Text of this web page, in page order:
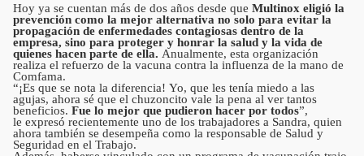
Hoy ya se cuentan más de dos años desde que Multinox eligió la
prevención como la mejor alternativa no solo para evitar la
propagación de enfermedades contagiosas dentro de la
empresa, sino para proteger y honrar la salud y la vida de
quienes hacen parte de ella. Anualmente, esta organización
realiza el refuerzo de la vacuna contra la influenza de la mano de
Comfama.
“¡Es que se nota la diferencia! Yo, que les tenía miedo a las
agujas, ahora sé que el chuzoncito vale la pena al ver tantos
beneficios. Fue lo mejor que pudieron hacer por todos”,
le expresó recientemente uno de los trabajadores a Sandra, quien
ahora también se desempeña como la responsable de Salud y
Seguridad en el Trabajo.